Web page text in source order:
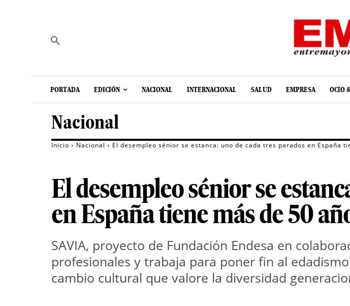
PORTADA EDICIÓN NACIONAL INTERNACIONAL SALUD EMPRESA OCIO
Nacional
Inicio Nacional El desempleo sénior se estanca: uno de cada tres parados en España
El desempleo sénior se
en España tiene más de 50
SAVIA, proyecto de Fundación Endesa en
profesionales y trabaja para poner fin al
cambio cultural que valore la diversidad